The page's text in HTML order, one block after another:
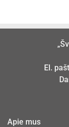
El.
Apie mus